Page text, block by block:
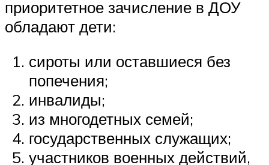
приоритетное зачисление в ДОУ
обладают дети:
сироты или оставшиеся без
попечения;
инвалиды;
из многодетных семей;
государственных служащих;
участников военных действий,